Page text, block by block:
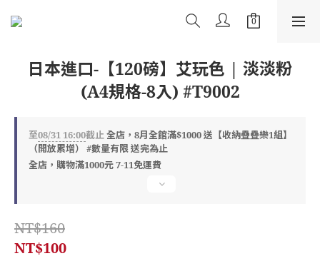
日本進口-【120磅】艾玩色 | 淡淡粉
(A4規格-8入) #T9002
至08/31 16:00截止全店，8月全館滿$1000 送【收納疊疊樂1組】
（開放累增） #數量有限 送完為止
全店，購物滿1000元 7-11免運費
NT$160
NT$100